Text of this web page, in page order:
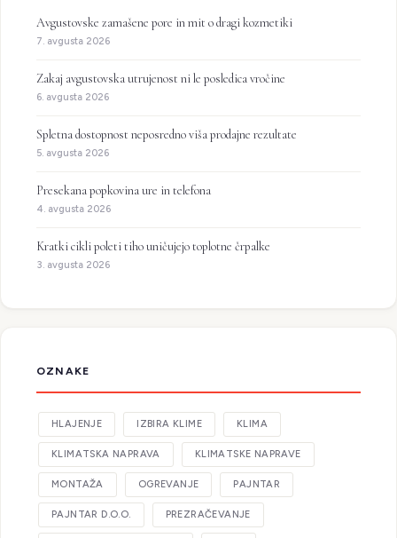
Avgustovske zamašene pore in mit o dragi kozmetiki
7. avgusta 2026
Zakaj avgustovska utrujenost ni le posledica vročine
6. avgusta 2026
Spletna dostopnost neposredno viša prodajne rezultate
5. avgusta 2026
Presekana popkovina ure in telefona
4. avgusta 2026
Kratki cikli poleti tiho uničujejo toplotne črpalke
3. avgusta 2026
OZNAKE
HLAJENJE IZBIRA KLIME KLIMA
KLIMATSKA NAPRAVA KLIMATSKE NAPRAVE
MONTAŽA OGREVANJE PAJNTAR
PAJNTAR D.O.O. PREZRAČEVANJE